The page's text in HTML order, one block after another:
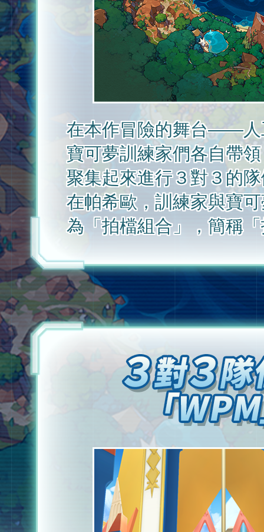
在本作冒險的舞台——人
寶可夢訓練家們各自帶
聚集起來進行３對３的
在帕希歐，訓練家與寶
為「拍檔組合」，簡稱